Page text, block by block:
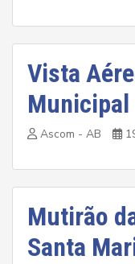
Vista
Municipal
Ascom - AB
Mutirão
Santa